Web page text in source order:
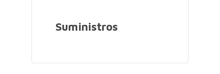
Suministros